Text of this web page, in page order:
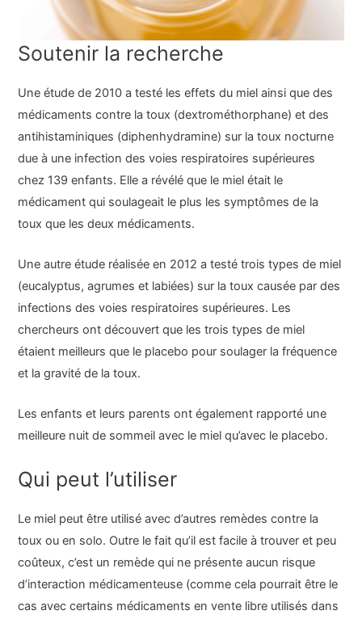
Soutenir la recherche
Une étude de 2010 a testé les effets du miel ainsi que des
médicaments contre la toux (dextrométhorphane) et des
antihistaminiques (diphenhydramine) sur la toux nocturne
due à une infection des voies respiratoires supérieures
chez 139 enfants. Elle a révélé que le miel était le
médicament qui soulageait le plus les symptômes de la
toux que les deux médicaments.
Une autre étude réalisée en 2012 a testé trois types de miel
(eucalyptus, agrumes et labiées) sur la toux causée par des
infections des voies respiratoires supérieures. Les
chercheurs ont découvert que les trois types de miel
étaient meilleurs que le placebo pour soulager la fréquence
et la gravité de la toux.
Les enfants et leurs parents ont également rapporté une
meilleure nuit de sommeil avec le miel qu’avec le placebo.
Qui peut l’utiliser
Le miel peut être utilisé avec d’autres remèdes contre la
toux ou en solo. Outre le fait qu’il est facile à trouver et peu
coûteux, c’est un remède qui ne présente aucun risque
d’interaction médicamenteuse (comme cela pourrait être le
cas avec certains médicaments en vente libre utilisés dans